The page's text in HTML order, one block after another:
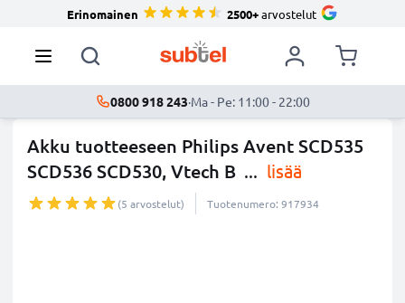
Erinomainen 2500+arvostelut
0800 918 243·Ma - Pe: 11:00 - 22:00
Akku tuotteeseen Philips Avent SCD535
SCD536 SCD530, Vtech B ... lisää
(5 arvostelut) Tuotenumero: 917934